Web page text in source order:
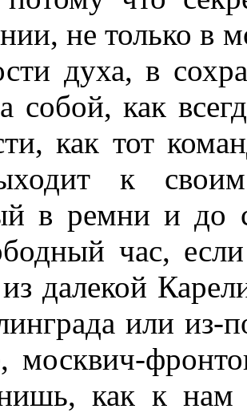
не только в
духа, в
собой, как
как тот
к
в ремни и до
час,
далекой
или из-
москвич-
как к